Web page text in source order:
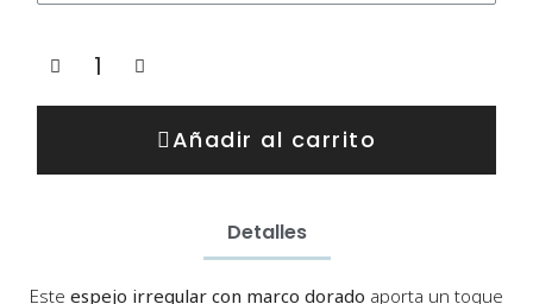
Añadir al carrito
Detalles
Este espejo irregular con marco dorado aporta un toque